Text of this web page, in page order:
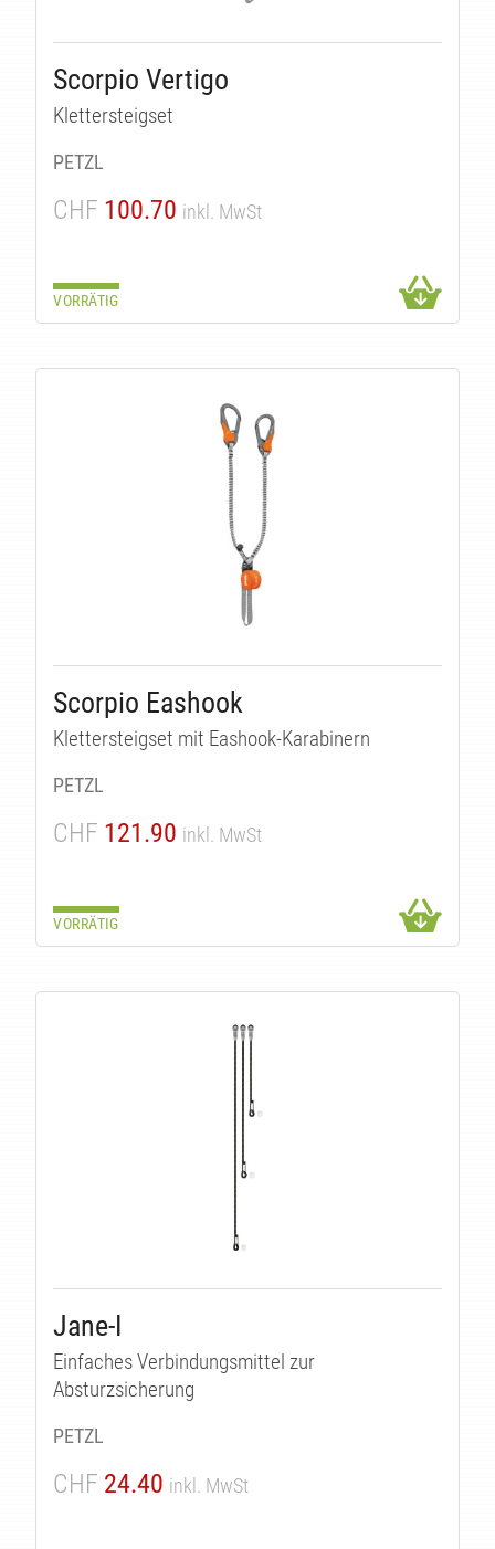
Scorpio Vertigo
Klettersteigset
PETZL
CHF 100.70 inkl. MwSt
VORRÄTIG
Scorpio Eashook
Klettersteigset mit Eashook-Karabinern
PETZL
CHF 121.90 inkl. MwSt
VORRÄTIG
Jane-I
Einfaches Verbindungsmittel zur
Absturzsicherung
PETZL
CHF 24.40 inkl. MwSt